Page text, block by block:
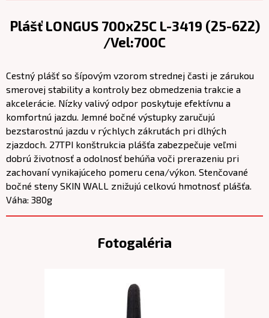
Plášť LONGUS 700x25C L-3419 (25-622)
/Vel:700C
Cestný plášť so šípovým vzorom strednej časti je zárukou
smerovej stability a kontroly bez obmedzenia trakcie a
akcelerácie. Nízky valivý odpor poskytuje efektívnu a
komfortnú jazdu. Jemné bočné výstupky zaručujú
bezstarostnú jazdu v rýchlych zákrutách pri dlhých
zjazdoch. 27TPI konštrukcia plášťa zabezpečuje veľmi
dobrú životnosť a odolnosť behúňa voči prerazeniu pri
zachovaní vynikajúceho pomeru cena/výkon. Stenčované
bočné steny SKIN WALL znižujú celkovú hmotnosť plášťa.
Váha: 380g
Fotogaléria